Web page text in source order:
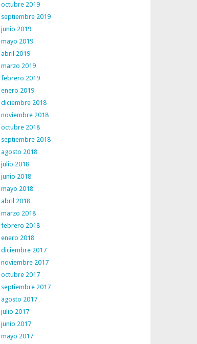
octubre 2019
septiembre 2019
junio 2019
mayo 2019
abril 2019
marzo 2019
febrero 2019
enero 2019
diciembre 2018
noviembre 2018
octubre 2018
septiembre 2018
agosto 2018
julio 2018
junio 2018
mayo 2018
abril 2018
marzo 2018
febrero 2018
enero 2018
diciembre 2017
noviembre 2017
octubre 2017
septiembre 2017
agosto 2017
julio 2017
junio 2017
mayo 2017